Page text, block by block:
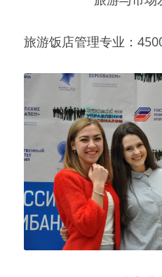
旅游饭店管理专业：